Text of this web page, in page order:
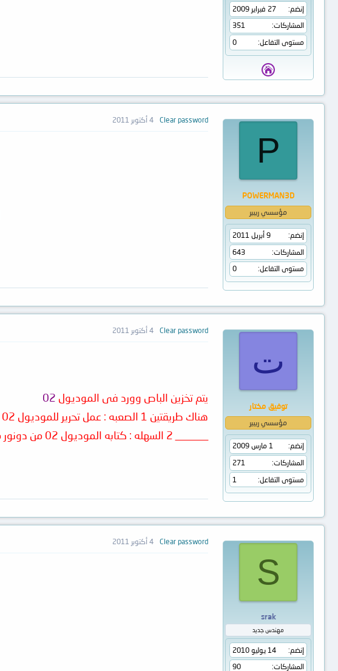
إنضم
27 فبراير 2009
المشاركات
351
مستوى التفاعل
0
P
POWERMAN3D
مؤسسي ريبير
إنضم
9 أبريل 2011
المشاركات
643
مستوى التفاعل
0
Clear password 4 أكتوبر 2011
ت
توفيق مختار
مؤسسي ريبير
إنضم
1 مارس 2009
المشاركات
271
مستوى التفاعل
1
Clear password 4 أكتوبر 2011
يتم تخزين الباص وورد فى الموديول 02
هناك طريقتين 1 الصعبه : عمل تحرير للموديول 02 بالهيكس وازاله الباص وورد
S
srak
مهندس جديد
إنضم
14 يوليو 2010
المشاركات
90
Clear password 4 أكتوبر 2011